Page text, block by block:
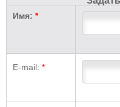
Имя: *
E-mail: *